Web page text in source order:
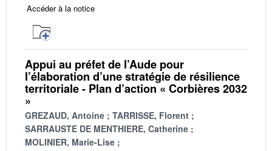
Accéder à la notice
Appui au préfet de l’Aude pour
l’élaboration d’une stratégie de résilience
territoriale - Plan d’action « Corbières 2032
»
GREZAUD, Antoine
TARRISSE, Florent
SARRAUSTE DE MENTHIERE, Catherine
MOLINIER, Marie-Lise